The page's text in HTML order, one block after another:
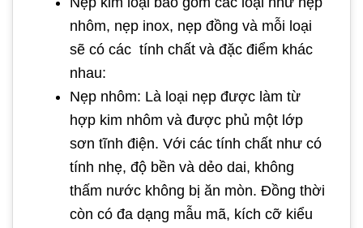
nhôm, nẹp inox, nẹp đồng và mỗi loại
sẽ có các tính chất và đặc điểm khác
nhau:
Nẹp nhôm: Là loại nẹp được làm từ
hợp kim nhôm và được phủ một lớp
sơn tĩnh điện. Với các tính chất như có
tính nhẹ, độ bền và dẻo dai, không
thấm nước không bị ăn mòn. Đồng thời
còn có đa dạng mẫu mã, kích cỡ kiểu